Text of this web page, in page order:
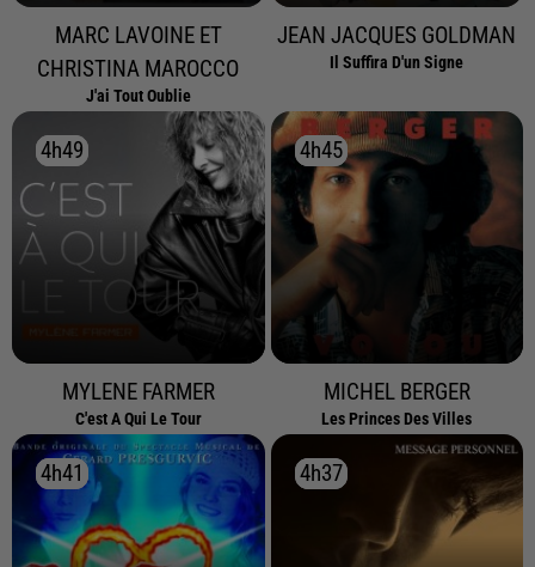
MARC LAVOINE ET
CHRISTINA MAROCCO
J'ai Tout Oublie
JEAN JACQUES GOLDMAN
Il Suffira D'un Signe
4h49
4h49
MYLENE FARMER
C'est A Qui Le Tour
4h45
4h45
MICHEL BERGER
Les Princes Des Villes
4h41
4h41 4h37
4h37